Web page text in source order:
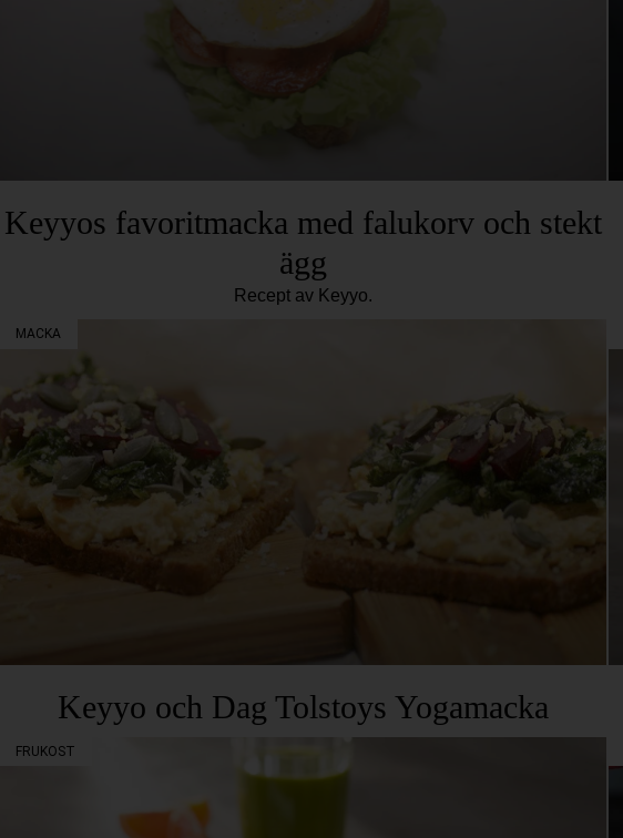
Keyyos favoritmacka med falukorv och stekt
ägg
Recept av Keyyo.
MACKA
Keyyo och Dag Tolstoys Yogamacka
FRUKOST